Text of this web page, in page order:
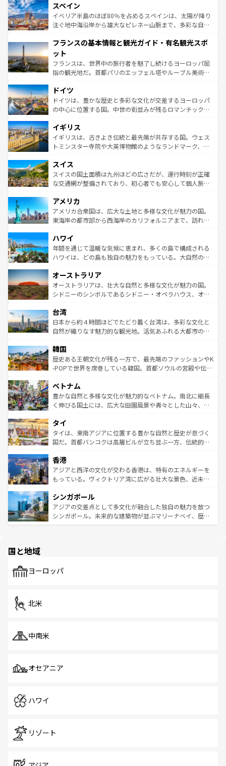
ろん、トスカーナの美しい田園風景やアマルフィ海岸の絶
景など、自然景観も見逃せない。観光の合間には、本場の
ピザやパスタなど、絶品のイタリア料理を堪能することも
ませてくれるイタリアで、忘れられない旅をしてみよう！
なお、新着のイタリア情報は
しい。
スペイン
イベリア半島のほぼ80％を占めるスペインは、太陽が降り
注ぐ地中海沿岸から雄大なピレネー山脈まで、多彩な自然
文化が根付くこの国では、情熱的なフラメンコ、熱気あふ
れる闘牛、そして美味しいタパスが生活の一部となってい
る。首都マドリードの洗練された雰囲気や、バルセロナの
アートに溢れた街角から、地方では古代ローマ遺跡や中世
せる。地方によって風土や気候が異なるスペインはその個
性で訪れる人を魅了する。 なお、新着のスペイン情報は コ
ンテンツ一覧を参照してほしい。
フランスの基本情報と観光ガイド・有名観光スポ
ット
フランスは、世界中の旅行者を魅了し続けるヨーロッパ屈
指の観光地だ。首都パリのエッフェル塔やルーブル美術館
で、幅広い魅力が詰まっている。華麗な宮殿、歴史的な大
聖堂、美しいビーチ、そして豊かな自然が、訪れる者を心
から魅了する。また、フランスは美食の国としても知ら
いる。シャンパンの発祥地であるランス、プロヴァンスの
香り高いラベンダー畑など、多彩な楽しみ方が可能だ。さ
らに、パリ以外の地域にも魅力が溢れており、どの街角に
れる地方に足を運ぶとそれぞれで全く異なる文化を体験で
きるだろう。 なお、新着のフランス情報はコンテンツ一覧
を参照してほしい。
ドイツ
ドイツは、豊かな歴史と多彩な文化が交差するヨーロッパ
の中心に位置する国。中世の街並みが残るロマンチック街
顔を持つこの国は、どこを歩いても飽きることがない。ベ
ルリンの文化的活気、バイエルン州のアルプスの絶景、そ
してライン川沿いのワイン畑といった風景は必見。ビール
は、お酒好きな人にはぜひ体験してほしい。 なお、新着の
ドイツ情報はコンテンツ一覧を参照してほしい。
イギリス
イギリスは、古きよき伝統と最先端が共存する国。ウェス
トミンスター寺院や大英博物館のようなランドマーク、歴
リアごとに異なる魅力がある。また、優雅なアフタヌーン
ティー、ビール好きにはたまらない英国パブ、サッカー観
戦など、本場だからこそできる体験も豊富。イギリスを旅
ンツ一覧を参照してほしい。
スイス
スイスの国土面積は九州ほどの広さだが、運行時刻が正確
な交通網が整備されており、初心者でも安心して個人旅行
の建物がそのまま残る町や、スイスならではのユニークな
博物館もあり、アルプス観光だけでなく町歩きも満喫する
ことができる。国民の所得が高いため物価も高いが、旅行
ば市内交通費無料で観光を楽しむこともできる。 なお、新
着のスイス情報はコンテンツ一覧 を参照してほしい。
アメリカ
アメリカ合衆国は、広大な土地と多様な文化が魅力の国。
東海岸の都市部から西海岸のカリフォルニアまで、訪れる
のような巨大都市は、観光、ショッピング、エンターテイ
ンメントが詰まった刺激的なスポットだ。一方、アメリカ
西部には大自然が広がり、グランドキャニオンやイエロー
部のニューオーリンズでは、音楽と美食が融合した独特の
文化が魅力。旅行者はアメリカの各地域で異なる魅力を楽
しみながら、その多様性と豊かな歴史を感じることができ
ならではの贅沢な旅のスタイルだ。 なお、新着のアメリカ
情報はコンテンツ一覧を参照してほしい。
ハワイ
年間を通じて温暖な気候に恵まれ、多くの島で構成される
ハワイは、どの島も独自の魅力をもっている。大自然の神
ワイ島は見逃せない。また、定番の観光地といえばオアフ
島だが、静かな自然を求めるならマウイ島やカウアイ島が
おすすめ。エメラルドグリーンに輝く海をはじめ、豊かな
れるおもてなしの心で訪れる人々を迎えてくれるハワイの
人々、おいしいローカルフードやハワイアンミュージッ
ク、伝統的なフラダンスなど、すべてがハワイの魅力を彩
ワイを、存分に味わってほしい。 なお、新着のハワイ情報
はコンテンツ一覧を参照してほしい。
オーストラリア
オーストラリアは、壮大な自然と多様な文化が魅力の国。
シドニーのシンボルであるシドニー・オペラハウス、オー
リアリーフや大陸中央部にそびえるウルル（エアーズロッ
ク）、タスマニアの美しい原生林やケアンズの熱帯雨林な
ど、見どころがたくさん。また、カフェやワイン、オージ
いる。アクティビティも充実しており、サーフィンやダイ
ビング、ハイキングなど、アウトドア好きにはたまらな
い。オーストラリアの多彩な魅力を存分に味わいつくそ
参照してほしい。
台湾
日本から約４時間ほどでたどり着く台湾は、多彩な文化と
自然が織りなす魅力的な観光地。活気あふれる大都市の台
ン）、静ひつな山岳地帯である台湾東部など、都市の喧騒
と山間の静けさが共存しており、訪れる人に新しい発見と
驚きをもたらしてくれる。また、奥深い台湾の食文化も魅
容にもいいと評判のスイーツなど、バラエティ豊かな料理
が味わえる。 なお、新着の台湾情報は コンテンツ一覧を参
照してほしい。
韓国
歴史ある王朝文化が残る一方で、最先端のファッションやK
-POPで世界を席巻している韓国。首都ソウルの宮殿や伝統
き、地方に足を延ばせば四季折々の自然美を楽しむことが
できる。そして、キムチや焼肉、絶品のストリートフード
まで、さまざまな韓国料理が待っている。夜には、韓国な
リティに包まれながら、韓国の多彩な魅力を心ゆくまで味
わってみてほしい。 なお、新着の韓国情報はコンテンツ一
覧を参照してほしい。
ベトナム
豊かな自然と多様な文化が魅力的なベトナム。南北に細長
く伸びる国土には、広大な田園風景や青々とした山々、世
急速な発展と共に伝統が息づく。ハノイの古い町並みやホ
ーチミン市のフランス統治時代の建物も、独特の雰囲気を
醸し出している。また、バラエティの豊かさとおいしさで
とつ。フォーやバインミー、ベトナムコーヒーなどは、ぜ
ひ現地で味わいたい。どの地域を訪れてもあたたかい人々
が旅行者を迎えてくれるので、きっと忘れられない旅にな
参照してほしい。
タイ
タイは、東南アジアに位置する豊かな自然と歴史が息づく
国だ。首都バンコクは高層ビルが立ち並ぶ一方、伝統的な
の活気が交差している。北部ではチェンマイなどの山岳地
帯で自然と触れ合い、南部ではプーケットやクラビの美し
いビーチでリゾート気分を楽しむことができる。タイ料理
激する。気候は一年中温暖で、どの季節にも異なる楽しみ
が待っている。親しみやすいタイの人々、仏教を中心とし
た文化、そして多様な観光資源が、訪れる旅人を魅了し続
香港
アジアと西洋の文化が交わる香港は、特有のエネルギーを
もっている。ヴィクトリア湾に広がる壮大な景色、近未来
み、どこを訪れても感動するはず。観光スポットが密集し
ており、効率よく見どころを回れるのも魅力。息をのむよ
うな絶景から文化的な体験まで、香港を存分に楽しみ尽く
シンガポール
アジアの交差点として多文化が融合した独自の魅力を放つ
シンガポール。未来的な建築物が並ぶマリーナベイ、歴史
で、ホーカーズは地元の風情を楽しめる外せないスポット
国と地域
ヨーロッパ
北米
中南米
オセアニア
ハワイ
リゾート